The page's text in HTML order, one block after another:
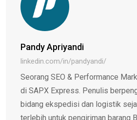
Pandy Apriyandi
linkedin.com/in/pandyandi/
Seorang SEO & Performance
di SAPX Express. Penulis
bidang ekspedisi dan logistik
terlebih untuk pengiriman barang